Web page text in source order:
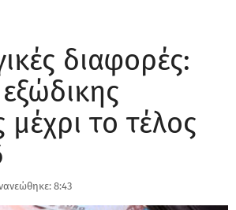
διαφορές:
μέχρι το τέλος
8:43